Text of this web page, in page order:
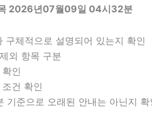
2026년07월09일 04시32분
구체적으로 설명되어 있는지 확인
외 항목 구분
인
건 확인
준으로 오래된 안내는 아닌지 확